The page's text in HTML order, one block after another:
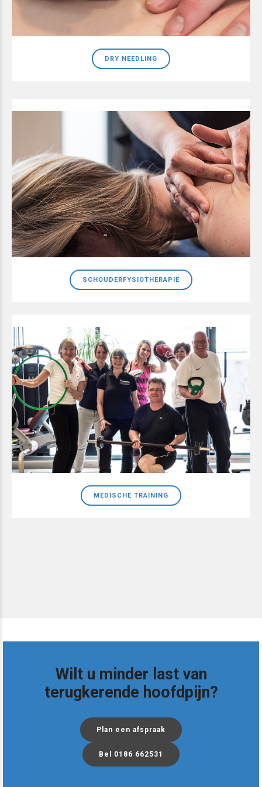
DRY NEEDLING
SCHOUDERFYSIOTHERAPIE
MEDISCHE TRAINING
Wilt u minder last van
terugkerende hoofdpijn?
Plan een afspraak
Bel 0186 662531